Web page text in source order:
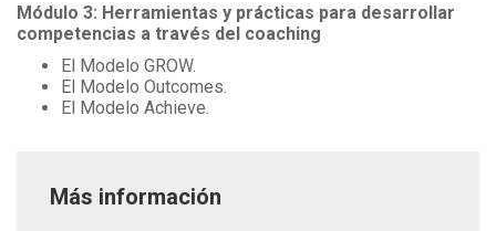
Módulo 3: Herramientas y prácticas para desarrollar
competencias a través del coaching
El Modelo GROW.
El Modelo Outcomes.
El Modelo Achieve.
Más información